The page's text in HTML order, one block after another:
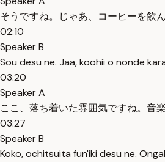
そうですね。じゃあ、コーヒーを飲
02:10
Speaker B
Sou desu ne. Jaa, koohii o nonde
03:20
Speaker A
ここ、落ち着いた雰囲気ですね。音
03:27
Speaker B
Koko, ochitsuita fun'iki desu ne.